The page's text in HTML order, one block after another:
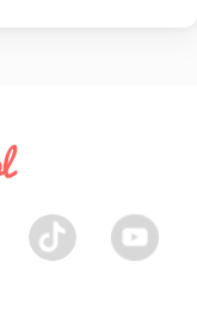
TikTok Youtube